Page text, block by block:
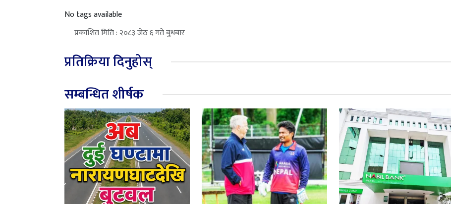
No tags available
प्रकाशित मिति : २०८३ जेठ ६ गते बुधबार
प्रतिक्रिया दिनुहोस्
सम्बन्धित शीर्षक